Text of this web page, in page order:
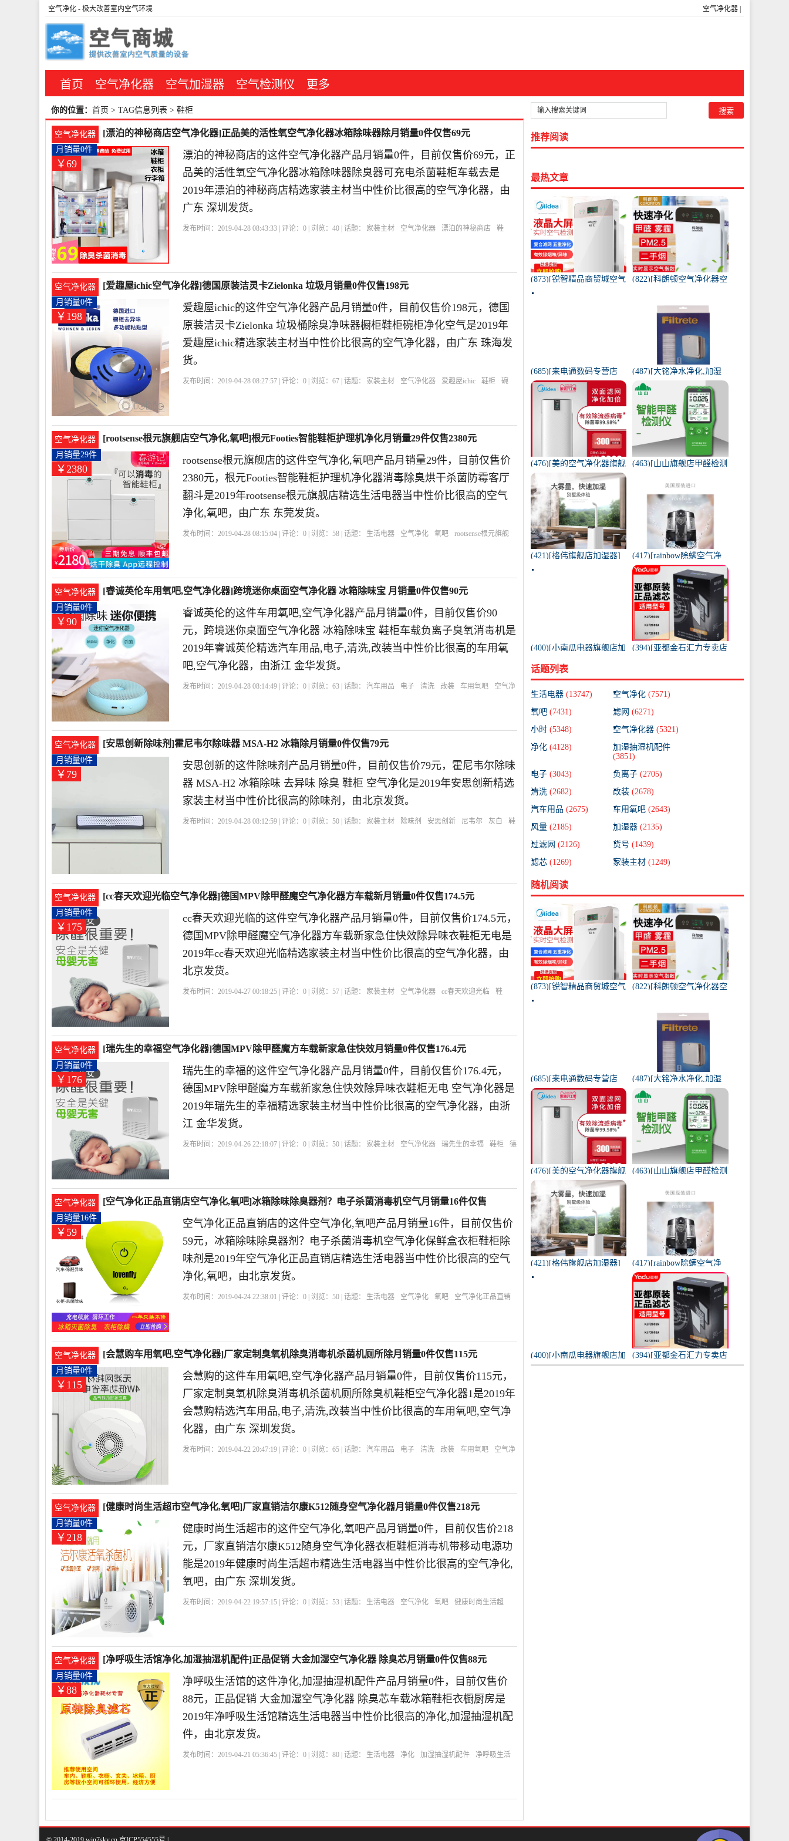
空气净化器
空气净化 - 极大改善室内空气环境
首页 空气净化器 空气加湿器 空气检测仪 更多
你的位置： 首页 > TAG信息列表 > 鞋柜
空气净化器 [漂泊的神秘商店空气净化器]正品美的活性氧空气净化器冰箱除味器除月销量0件仅售69元
￥69
月销量0件
漂泊的神秘商店的这件空气净化器产品月销量0件，目前仅售价69元，正
品美的活性氧空气净化器冰箱除味器除臭器可充电杀菌鞋柜车载去是
2019年漂泊的神秘商店精选家装主材当中性价比很高的空气净化器，由
广东 深圳发货。
发布时间：2019-04-28 08:43:33 | 评论：0 | 浏览：40 | 话题： 家装主材 空气净化器 漂泊的神秘商店
鞋
空气净化器 [爱趣屋ichic空气净化器]德国原装洁灵卡Zielonka 垃圾月销量0件仅售198元
￥198
月销量0件
爱趣屋ichic的这件空气净化器产品月销量0件，目前仅售价198元，德国
原装洁灵卡Zielonka 垃圾桶除臭净味器橱柜鞋柜碗柜净化空气是2019年
爱趣屋ichic精选家装主材当中性价比很高的空气净化器，由广东 珠海发
货。
发布时间：2019-04-28 08:27:57 | 评论：0 | 浏览：67 | 话题： 家装主材 空气净化器 爱趣屋ichic 鞋柜
碗
空气净化器 [rootsense根元旗舰店空气净化,氧吧]根元Footies智能鞋柜护理机净化月销量29件仅售2380元
￥2380
月销量29件
rootsense根元旗舰店的这件空气净化,氧吧产品月销量29件，目前仅售价
2380元，根元Footies智能鞋柜护理机净化器消毒除臭烘干杀菌防霉客厅
翻斗是2019年rootsense根元旗舰店精选生活电器当中性价比很高的空气
净化,氧吧，由广东 东莞发货。
发布时间：2019-04-28 08:15:04 | 评论：0 | 浏览：58 | 话题： 生活电器 空气净化 氧吧
rootsense根元旗舰
空气净化器 [睿诚英伦车用氧吧,空气净化器]跨境迷你桌面空气净化器 冰箱除味宝 月销量0件仅售90元
￥90
月销量0件
睿诚英伦的这件车用氧吧,空气净化器产品月销量0件，目前仅售价90
元，跨境迷你桌面空气净化器 冰箱除味宝 鞋柜车载负离子臭氧消毒机是
2019年睿诚英伦精选汽车用品,电子,清洗,改装当中性价比很高的车用氧
吧,空气净化器，由浙江 金华发货。
发布时间：2019-04-28 08:14:49 | 评论：0 | 浏览：63 | 话题： 汽车用品 电子 清洗 改装 车用氧吧
空气净
空气净化器 [安思创新除味剂]霍尼韦尔除味器 MSA-H2 冰箱除月销量0件仅售79元
￥79
月销量0件
安思创新的这件除味剂产品月销量0件，目前仅售价79元，霍尼韦尔除味
器 MSA-H2 冰箱除味 去异味 除臭 鞋柜 空气净化是2019年安思创新精选
家装主材当中性价比很高的除味剂，由北京发货。
发布时间：2019-04-28 08:12:59 | 评论：0 | 浏览：50 | 话题： 家装主材 除味剂 安思创新 尼韦尔 灰白
鞋
空气净化器 [cc春天欢迎光临空气净化器]德国MPV除甲醛魔空气净化器方车载新月销量0件仅售174.5元
￥175
月销量0件
cc春天欢迎光临的这件空气净化器产品月销量0件，目前仅售价174.5元，
德国MPV除甲醛魔空气净化器方车载新家急住快效除异味衣鞋柜无电是
2019年cc春天欢迎光临精选家装主材当中性价比很高的空气净化器，由
北京发货。
发布时间：2019-04-27 00:18:25 | 评论：0 | 浏览：57 | 话题： 家装主材 空气净化器 cc春天欢迎光临
鞋
空气净化器 [瑞先生的幸福空气净化器]德国MPV除甲醛魔方车载新家急住快效月销量0件仅售176.4元
￥176
月销量0件
瑞先生的幸福的这件空气净化器产品月销量0件，目前仅售价176.4元，
德国MPV除甲醛魔方车载新家急住快效除异味衣鞋柜无电 空气净化器是
2019年瑞先生的幸福精选家装主材当中性价比很高的空气净化器，由浙
江 金华发货。
发布时间：2019-04-26 22:18:07 | 评论：0 | 浏览：50 | 话题： 家装主材 空气净化器 瑞先生的幸福 鞋柜
德
空气净化器
[空气净化正品直销店空气净化,氧吧]冰箱除味除臭器剂？电子杀菌消毒机空气月销量16件仅售
￥59
月销量16件
空气净化正品直销店的这件空气净化,氧吧产品月销量16件，目前仅售价
59元，冰箱除味除臭器剂？电子杀菌消毒机空气净化保鲜盒衣柜鞋柜除
味剂是2019年空气净化正品直销店精选生活电器当中性价比很高的空气
净化,氧吧，由北京发货。
发布时间：2019-04-24 22:38:01 | 评论：0 | 浏览：50 | 话题： 生活电器 空气净化 氧吧
空气净化正品直销
空气净化器 [会慧购车用氧吧,空气净化器]厂家定制臭氧机除臭消毒机杀菌机厕所除月销量0件仅售115元
￥115
月销量0件
会慧购的这件车用氧吧,空气净化器产品月销量0件，目前仅售价115元，
厂家定制臭氧机除臭消毒机杀菌机厕所除臭机鞋柜空气净化器1是2019年
会慧购精选汽车用品,电子,清洗,改装当中性价比很高的车用氧吧,空气净
化器，由广东 深圳发货。
发布时间：2019-04-22 20:47:19 | 评论：0 | 浏览：65 | 话题： 汽车用品 电子 清洗 改装 车用氧吧
空气净
空气净化器 [健康时尚生活超市空气净化,氧吧]厂家直销洁尔康K512随身空气净化器月销量0件仅售218元
￥218
月销量0件
健康时尚生活超市的这件空气净化,氧吧产品月销量0件，目前仅售价218
元，厂家直销洁尔康K512随身空气净化器衣柜鞋柜消毒机带移动电源功
能是2019年健康时尚生活超市精选生活电器当中性价比很高的空气净化,
氧吧，由广东 深圳发货。
发布时间：2019-04-22 19:57:15 | 评论：0 | 浏览：53 | 话题： 生活电器 空气净化 氧吧
健康时尚生活超
空气净化器 [净呼吸生活馆净化,加湿抽湿机配件]正品促销 大金加湿空气净化器 除臭芯月销量0件仅售88元
￥88
月销量0件
净呼吸生活馆的这件净化,加湿抽湿机配件产品月销量0件，目前仅售价
88元，正品促销 大金加湿空气净化器 除臭芯车载冰箱鞋柜衣橱厨房是
2019年净呼吸生活馆精选生活电器当中性价比很高的净化,加湿抽湿机配
件，由北京发货。
发布时间：2019-04-21 05:36:45 | 评论：0 | 浏览：80 | 话题： 生活电器 净化 加湿抽湿机配件
净呼吸生活
推荐阅读
最热文章
(873)[锐智精品商贸城空气
净化器]小米品质车载空气
(822)[科朗顿空气净化器空
雾月销量9件仅售168元
(685)[来电通数码专营店
USB加湿器]加湿器家用静
音卧室小米小型空气无线
可月销量213件仅售29元
(487)[大铭净水净化,加湿
抽湿机配件]3M菲尔萃空
气净化器静电滤网FACF月
销量1件仅售199元
(476)[美的空气净化器旗舰
店空气净化,氧吧]美的空气
净化器家用除甲醛月销量
170件仅售3698元
(463)[山山旗舰店甲醛检测
苯空气质量专业家月销量
12件仅售298元
(421)[格伟旗舰店加湿器]
工业加湿器大容量空气家
(417)[rainbow除螨空气净
化,氧吧]美国原装进口水过
滤RAINBOW空气月销量0
件仅售31920元
(400)[小南瓜电器旗舰店加
音卧室月销量198件仅售
59.9元
(394)[亚都金石汇力专卖店
KJF28月销量0件仅售249元
话题列表
生活电器 (13747) 空气净化 (7571)
氧吧 (7431) 滤网 (6271)
小时 (5348) 空气净化器 (5321)
净化 (4128)
加湿抽湿机配件
(3851)
电子 (3043) 负离子 (2705)
清洗 (2682) 改装 (2678)
汽车用品 (2675) 车用氧吧 (2643)
风量 (2185) 加湿器 (2135)
过滤网 (2126) 货号 (1439)
滤芯 (1269) 家装主材 (1249)
随机阅读
(873)[锐智精品商贸城空气
净化器]小米品质车载空气
(822)[科朗顿空气净化器空
雾月销量9件仅售168元
(685)[来电通数码专营店
USB加湿器]加湿器家用静
音卧室小米小型空气无线
可月销量213件仅售29元
(487)[大铭净水净化,加湿
抽湿机配件]3M菲尔萃空
气净化器静电滤网FACF月
销量1件仅售199元
(476)[美的空气净化器旗舰
店空气净化,氧吧]美的空气
净化器家用除甲醛月销量
170件仅售3698元
(463)[山山旗舰店甲醛检测
苯空气质量专业家月销量
12件仅售298元
(421)[格伟旗舰店加湿器]
工业加湿器大容量空气家
(417)[rainbow除螨空气净
化,氧吧]美国原装进口水过
滤RAINBOW空气月销量0
件仅售31920元
(400)[小南瓜电器旗舰店加
湿器]小南瓜加湿器家用静
(394)[亚都金石汇力专卖店
净化,加湿抽湿机配件]亚都